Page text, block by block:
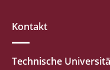
Kontakt
Technische